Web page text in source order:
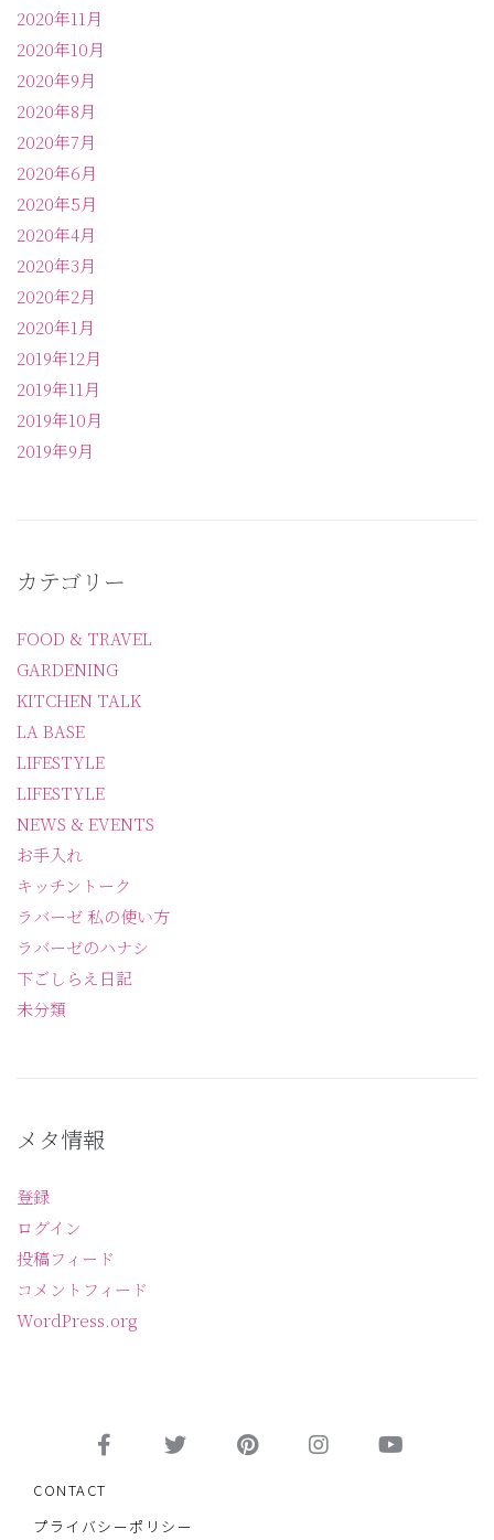
2020年11月
2020年10月
2020年9月
2020年8月
2020年7月
2020年6月
2020年5月
2020年4月
2020年3月
2020年2月
2020年1月
2019年12月
2019年11月
2019年10月
2019年9月
カテゴリー
FOOD & TRAVEL
GARDENING
KITCHEN TALK
LA BASE
LIFESTYLE
LIFESTYLE
NEWS & EVENTS
お手入れ
キッチントーク
ラバーゼ 私の使い方
ラバーゼのハナシ
下ごしらえ日記
未分類
メタ情報
登録
ログイン
投稿フィード
コメントフィード
WordPress.org
CONTACT
プライバシーポリシー